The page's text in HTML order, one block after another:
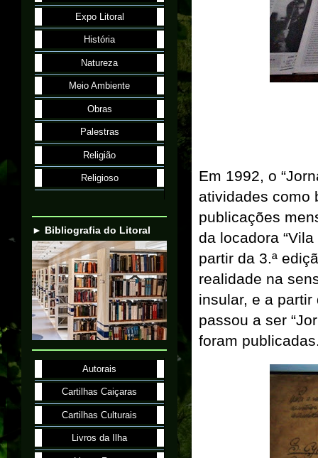
Em 1992, o
atividades como
publicações
da locadora
partir da 3.ª
realidade na
insular, e a
passou a ser
foram
Expo Litoral
História
Natureza
Meio Ambiente
Obras
Palestras
Religião
Religioso
► Bibliografia do Litoral
Autorais
Cartilhas Caiçaras
Cartilhas Culturais
Livros da Ilha